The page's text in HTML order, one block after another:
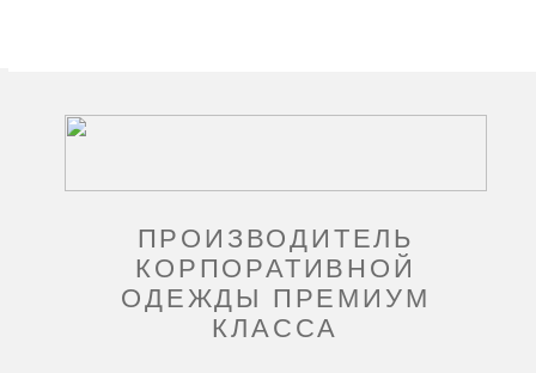
ПРОИЗВОДИТЕЛЬ
КОРПОРАТИВНОЙ
ОДЕЖДЫ ПРЕМИУМ
КЛАССА